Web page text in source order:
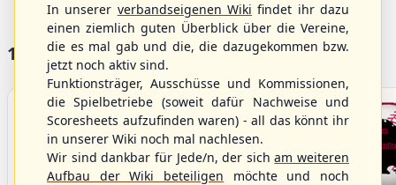
17 Vereine im S/HBV
In unserer verbandseigenen Wiki findet ihr dazu
einen ziemlich guten Überblick über die Vereine,
die es mal gab und die, die dazugekommen bzw.
jetzt noch aktiv sind.
Funktionsträger, Ausschüsse und Kommissionen,
die Spielbetriebe (soweit dafür Nachweise und
Scoresheets aufzufinden waren) - all das könnt ihr
in unserer Wiki noch mal nachlesen.
Wir sind dankbar für Jede/n, der sicham weiteren
Aufbau der Wiki beteiligen möchte und noch